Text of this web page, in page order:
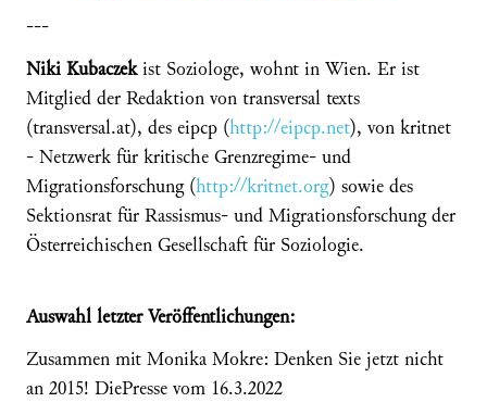
---
Niki Kubaczekist Soziologe, wohnt in Wien. Er ist
Mitglied der Redaktion von transversal texts
(transversal.at), des eipcp (http://eipcp.net), von kritnet
- Netzwerk für kritische Grenzregime- und
Migrationsforschung (http://kritnet.org) sowie des
Sektionsrat für Rassismus- und Migrationsforschung der
Österreichischen Gesellschaft für Soziologie.
Auswahl letzter Veröffentlichungen:
Zusammen mit Monika Mokre: Denken Sie jetzt nicht
an 2015! DiePresse vom 16.3.2022